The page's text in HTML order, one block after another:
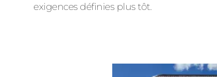
exigences définies plus tôt.